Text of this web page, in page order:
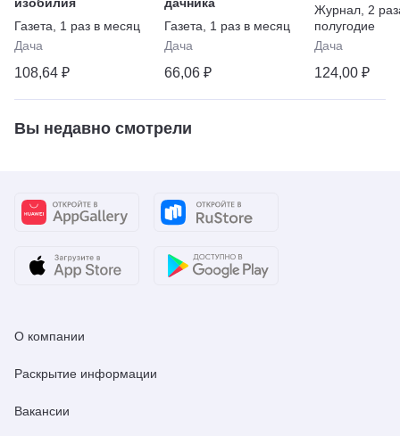
Газета
1 раз в месяц
Дача
108,64 ₽
Газета
1 раз в месяц
Дача
66,06 ₽
Журнал 2
полугодие
Дача
124,00 ₽
Вы недавно смотрели
О компании
Раскрытие информации
Вакансии